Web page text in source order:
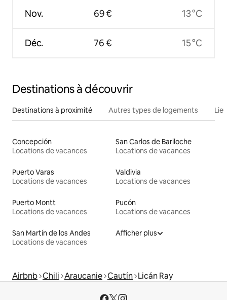
Nov.
Déc.
69 €
76 €
13 °C
15 °C
Destinations à découvrir
Destinations à proximité Autres types de logements
Concepción
Locations de vacances
San Carlos de Bariloche
Locations de vacances
Puerto Varas
Locations de vacances
Valdivia
Locations de vacances
Puerto Montt
Locations de vacances
Pucón
Locations de vacances
San Martín de los Andes
Locations de vacances
Afficher plus
Airbnb Chili Araucanie Cautín Licán Ray